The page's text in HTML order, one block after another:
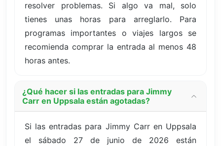
resolver problemas. Si algo va mal, solo
tienes unas horas para arreglarlo. Para
programas importantes o viajes largos se
recomienda comprar la entrada al menos 48
horas antes.
¿Qué hacer si las entradas para Jimmy
Carr en Uppsala están agotadas?
Si las entradas para Jimmy Carr en Uppsala
el sábado 27 de junio de 2026 están